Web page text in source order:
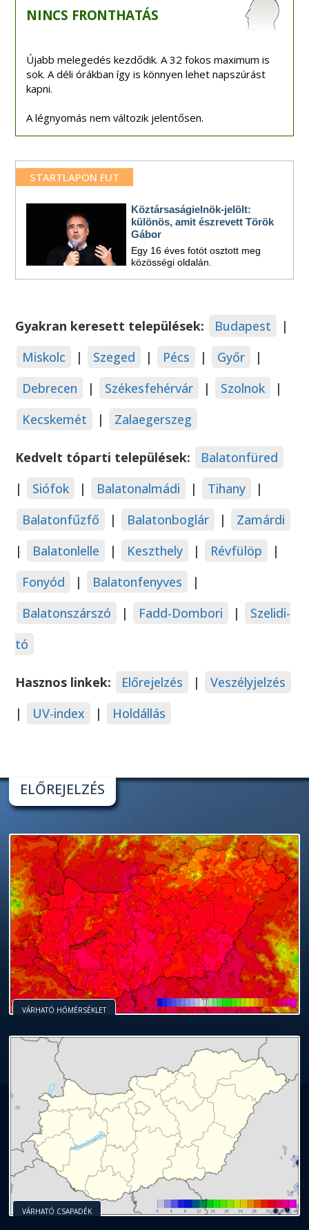
NINCS FRONTHATÁS
Újabb melegedés kezdődik. A 32 fokos maximum is
sok. A déli órákban így is könnyen lehet napszúrást
kapni.
A légnyomás nem változik jelentősen.
STARTLAPON FUT
Köztársaságielnök-jelölt:
különös, amit észrevett Török
Gábor
Egy 16 éves fotót osztott meg
közösségi oldalán.
Gyakran keresett települések: Budapest
|
Miskolc
| Szeged | Pécs | Győr
|
Debrecen
| Székesfehérvár | Szolnok
|
Kecskemét
| Zalaegerszeg
Kedvelt tóparti települések:
Balatonfüred
|
Siófok | Balatonalmádi | Tihany
|
Balatonfűzfő
| Balatonboglár |
Zamárdi
|
Balatonlelle | Keszthely | Révfülöp
|
Fonyód
| Balatonfenyves
|
Balatonszárszó
| Fadd-Dombori |
Szelidi-
tó
Hasznos linkek: Előrejelzés |
Veszélyjelzés
|
UV-index | Holdállás
ELŐREJELZÉS
VÁRHATÓ HŐMÉRSÉKLET
VÁRHATÓ CSAPADÉK